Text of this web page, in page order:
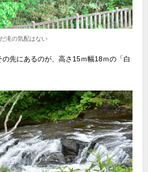
滝の気配はない
先にあるのが、高さ15ｍ幅18ｍの「白